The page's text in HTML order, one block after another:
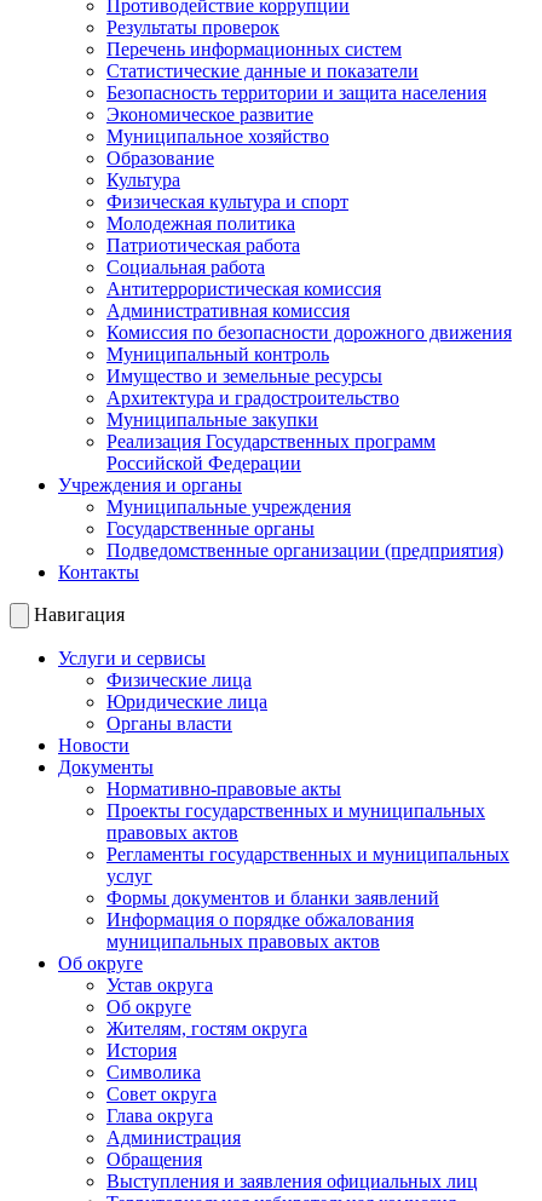
Противодействие коррупции
Результаты проверок
Перечень информационных систем
Статистические данные и показатели
Безопасность территории и защита населения
Экономическое развитие
Муниципальное хозяйство
Образование
Культура
Физическая культура и спорт
Молодежная политика
Патриотическая работа
Социальная работа
Антитеррористическая комиссия
Административная комиссия
Комиссия по безопасности дорожного движения
Муниципальный контроль
Имущество и земельные ресурсы
Архитектура и градостроительство
Муниципальные закупки
Реализация Государственных программ
Российской Федерации
Учреждения и органы
Муниципальные учреждения
Государственные органы
Подведомственные организации (предприятия)
Контакты
Навигация
Услуги и сервисы
Физические лица
Юридические лица
Органы власти
Новости
Документы
Нормативно-правовые акты
Проекты государственных и муниципальных
правовых актов
Регламенты государственных и муниципальных
услуг
Формы документов и бланки заявлений
Информация о порядке обжалования
муниципальных правовых актов
Об округе
Устав округа
Об округе
Жителям, гостям округа
История
Символика
Совет округа
Глава округа
Администрация
Обращения
Выступления и заявления официальных лиц